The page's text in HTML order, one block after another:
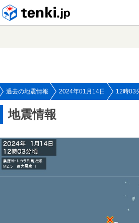
過去の地震情報 2024年01月14日 12時03
地震情報